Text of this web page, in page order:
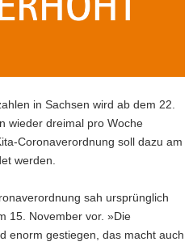
in Sachsen wird ab dem 22.
wieder dreimal pro Woche
Coronaverordnung soll dazu am
werden.
sah ursprünglich
15. November vor. »Die
enorm gestiegen, das macht auch